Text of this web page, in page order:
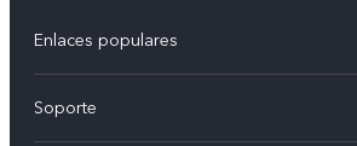
Enlaces populares
V70
Soporte